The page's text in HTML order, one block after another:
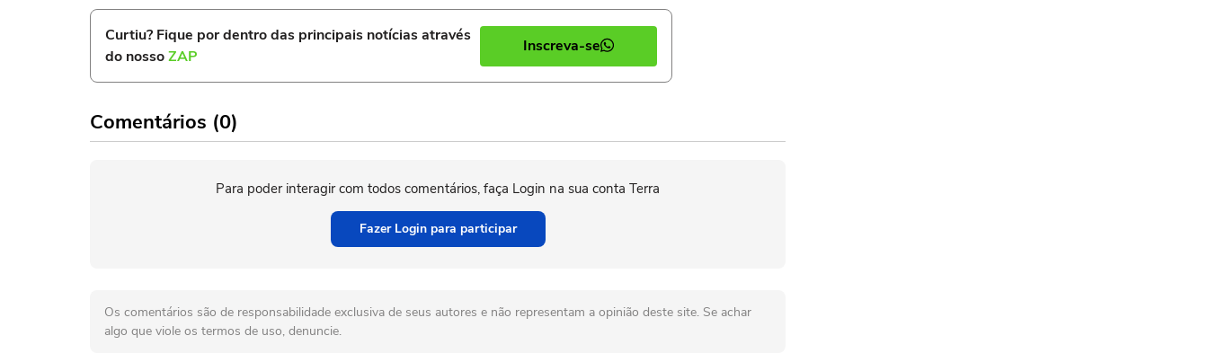
Curtiu? Fique por dentro das principais notícias através
do nossoZAP
Inscreva-se
Comentários (0)
Para poder interagir com todos comentários, faça Login na sua conta Terra
Fazer Login para participar
Os comentários são de responsabilidade exclusiva de seus autores e não representam a opinião deste site. Se achar
algo que viole os termos de uso, denuncie.